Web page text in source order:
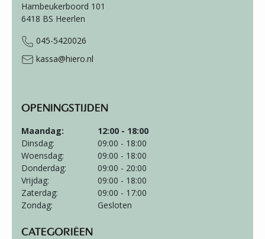
Hambeukerboord 101
6418 BS Heerlen
045-5420026
kassa@hiero.nl
OPENINGSTIJDEN
Maandag:
12:00 - 18:00
Dinsdag:
09:00 - 18:00
Woensdag:
09:00 - 18:00
Donderdag:
09:00 - 20:00
Vrijdag:
09:00 - 18:00
Zaterdag:
09:00 - 17:00
Zondag:
Gesloten
CATEGORIËEN